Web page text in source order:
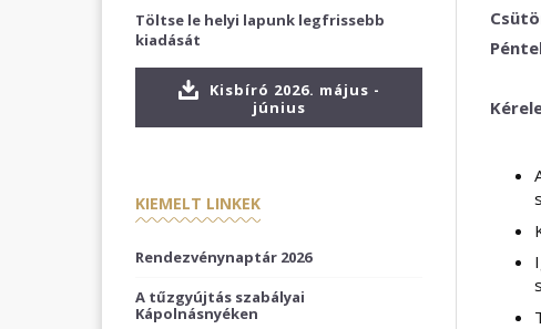
Töltse le helyi lapunk legfrissebb
kiadását
Kisbíró 2026. május -
június
KIEMELT LINKEK
Rendezvénynaptár 2026
A tűzgyújtás szabályai
Kápolnásnyéken